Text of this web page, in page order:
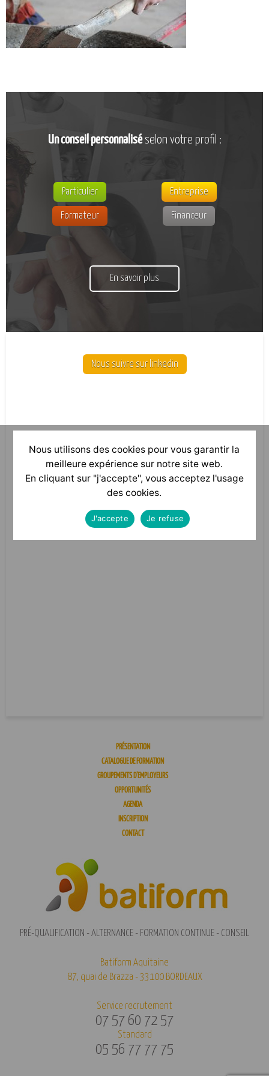
CATALOGUE DE FORMATIONS
NOS FORMATIONS PAR MÉTIER
NOS FORMATIONS SÉCURITÉ
AGENDA
Un conseil personnaliséselon votre profil :
Particulier Entreprise
Formateur Financeur
En savoir plus
Nous suivre sur linkedin
PRÉSENTATION
CATALOGUE DE FORMATION
GROUPEMENTS D’EMPLOYEURS
OPPORTUNITÉS
AGENDA
INSCRIPTION
CONTACT
PRÉ-QUALIFICATION - ALTERNANCE - FORMATION CONTINUE - CONSEIL
Batiform Aquitaine
87, quai de Brazza - 33100 BORDEAUX
Service recrutement
07 57 60 72 57
Standard
05 56 77 77 75
Nous utilisons des cookies pour vous garantir la
meilleure expérience sur notre site web.
En cliquant sur "j'accepte", vous acceptez l'usage
des cookies.
J'accepte Je refuse